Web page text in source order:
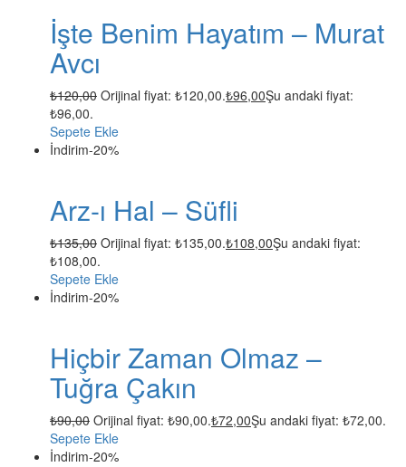
İşte Benim Hayatım – Murat
Avcı
₺120,00 Orijinal fiyat: ₺120,00.₺96,00Şu andaki fiyat:
₺96,00.
Sepete Ekle
İndirim-20%
Arz-ı Hal – Süfli
₺135,00 Orijinal fiyat: ₺135,00.₺108,00Şu andaki fiyat:
₺108,00.
Sepete Ekle
İndirim-20%
Hiçbir Zaman Olmaz –
Tuğra Çakın
₺90,00 Orijinal fiyat: ₺90,00.₺72,00Şu andaki fiyat: ₺72,00.
Sepete Ekle
İndirim-20%